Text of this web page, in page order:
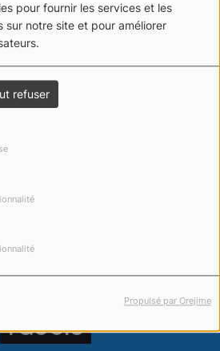
pour fournir les services et les
sur notre site et pour améliorer
refuser
Propulsé par Orejime